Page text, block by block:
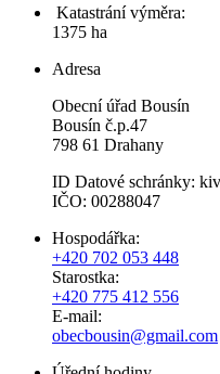
Katastrání výměra:
1375 ha
Adresa
Obecní úřad Bousín
Bousín č.p.47
798 61 Drahany
ID Datové schránky:
IČO: 00288047
Hospodářka:
+420 702 053 448
Starostka:
+420 775 412 556
E-mail:
obecbousin@gmail.com